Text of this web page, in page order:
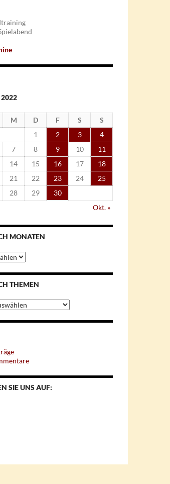
2022
M D F S
S
1
2 3
4
7 8 9 10
11
14 15 16 17
18
21 22 23 24
25
28 29
30
Okt. »
MONATEN
THEMEN
SIE UNS AUF: